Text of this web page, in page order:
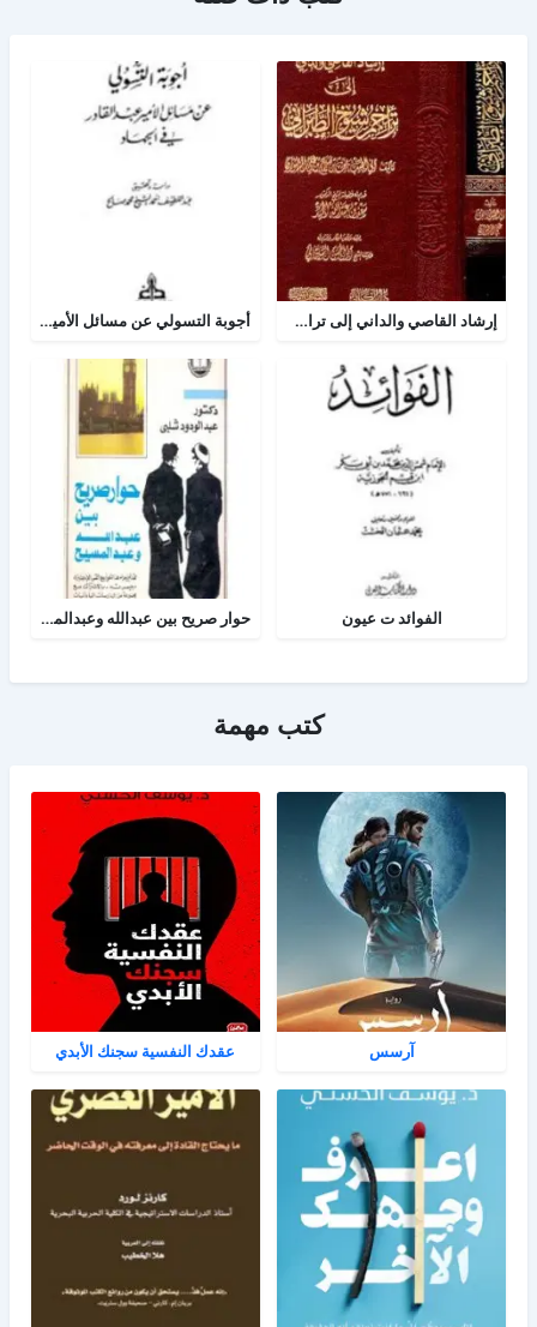
إرشاد القاصي والداني إلى تراجم شيوخ الطبراني أجوبة التسولي عن مسائل الأمير عبد القادر في الجهاد
الفوائد ت عيون حوار صريح بين عبدالله وعبدالمسيح
كتب مهمة
آرسس عقدك النفسية سجنك الأبدي